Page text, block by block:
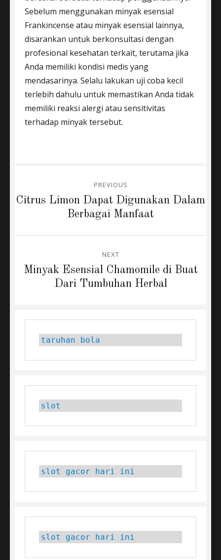
Sebelum menggunakan minyak esensial
Frankincense atau minyak esensial lainnya,
disarankan untuk berkonsultasi dengan
profesional kesehatan terkait, terutama jika
Anda memiliki kondisi medis yang
mendasarinya. Selalu lakukan uji coba kecil
terlebih dahulu untuk memastikan Anda tidak
memiliki reaksi alergi atau sensitivitas
terhadap minyak tersebut.
navigation
PREVIOUS
Previous
Citrus Limon Dapat Digunakan Dalam
Berbagai Manfaat
NEXT
NextMinyak Esensial Chamomile di Buat
Dari Tumbuhan Herbal
taruhan bola
slot
slot gacor hari ini
slot gacor hari ini